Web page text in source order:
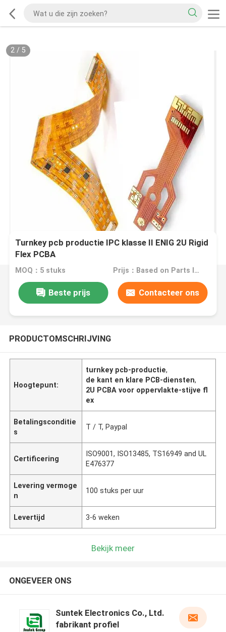
2/ 5
Turnkey pcb productie IPC klasse II ENIG 2U Rigid
Flex PCBA
MOQ：5 stuks Prijs：Based on Parts list
Beste prijs Contacteer ons
PRODUCTOMSCHRIJVING
Hoogtepunt:
turnkey pcb-productie,
de kant en klare PCB-diensten,
2U PCBA voor oppervlakte-stijve fl
ex
Betalingsconditie
s
T / T, Paypal
Certificering
ISO9001, ISO13485, TS16949 and UL
E476377
Levering vermoge
n
100 stuks per uur
Levertijd 3-6 weken
Bekijk meer
ONGEVEER ONS
Suntek Electronics Co., Ltd.
fabrikant profiel